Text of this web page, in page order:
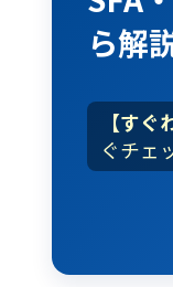
ら解
【すぐ
ぐチェ